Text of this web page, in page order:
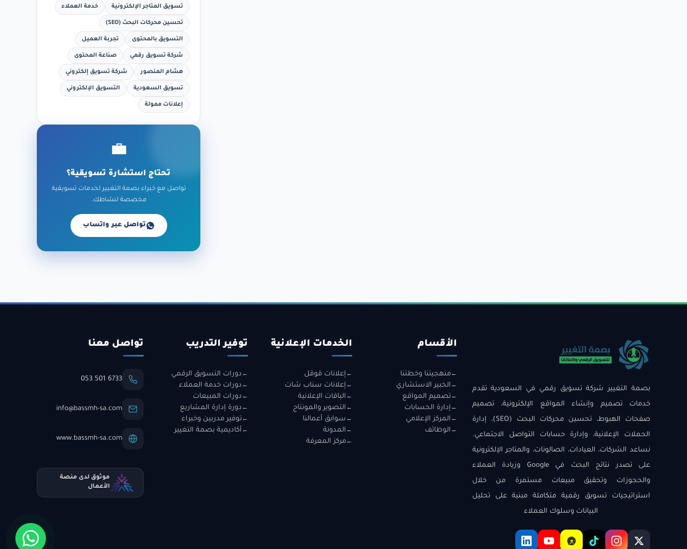
تسويق المتاجر الإلكترونية خدمة العملاء
تحسين محركات البحث (SEO)
التسويق بالمحتوى تجربة العميل
شركة تسويق رقمي صناعة المحتوى
هشام المنصور شركة تسويق إلكتروني
تسويق السعودية التسويق الإلكتروني
إعلانات ممولة
💼
تحتاج استشارة تسويقية؟
تواصل مع خبراء بصمة التغيير لخدمات تسويقية
مخصصة لنشاطك.
تواصل عبر واتساب
بصمة التغيير شركة تسويق رقمي في السعودية تقدم
خدمات تصميم وإنشاء المواقع الإلكترونية، تصميم
صفحات الهبوط، تحسين محركات البحث (SEO)، إدارة
الحملات الإعلانية، وإدارة حسابات التواصل الاجتماعي.
نساعد الشركات، العيادات، الصالونات، والمتاجر الإلكترونية
على تصدر نتائج البحث في Google وزيادة العملاء
والحجوزات وتحقيق مبيعات مستمرة من خلال
استراتيجيات تسويق رقمية متكاملة مبنية على تحليل
البيانات وسلوك العملاء
الأقسام
منهجيتنا وخطتنا
الخبير الاستشاري
تصميم المواقع
إدارة الحسابات
المركز الإعلامي
الوظائف
الخدمات الإعلانية
إعلانات قوقل
إعلانات سناب شات
الباقات الإعلانية
التصوير والمونتاج
سوابق أعمالنا
المدونة
مركز المعرفة
توفير التدريب
دورات التسويق الرقمي
دورات خدمة العملاء
دورات المبيعات
دورة إدارة المشاريع
توفير مدربين وخبراء
أكاديمية بصمة التغيير
تواصل معنا
053 501 6733
info@bassmh-sa.com
www.bassmh-sa.com
موثوق لدى منصة
الأعمال